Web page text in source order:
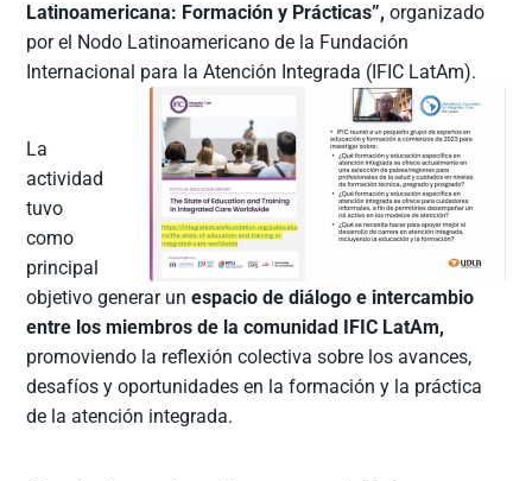
Latinoamericana: Formación y Prácticas”, organizado
por el Nodo Latinoamericano de la Fundación
Internacional para la Atención Integrada (IFIC LatAm).
La
actividad
tuvo
como
principal
objetivo generar unespacio de diálogo e intercambio
entre los miembros de la comunidad IFIC LatAm,
promoviendo la reflexión colectiva sobre los avances,
desafíos y oportunidades en la formación y la práctica
de la atención integrada.